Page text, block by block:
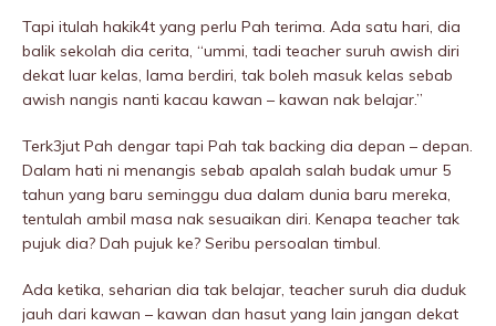
Tapi itulah hakik4t yang perlu Pah terima. Ada satu hari, dia
balik sekolah dia cerita, “ummi, tadi teacher suruh awish diri
dekat luar kelas, lama berdiri, tak boleh masuk kelas sebab
awish nangis nanti kacau kawan – kawan nak belajar.”
Terk3jut Pah dengar tapi Pah tak backing dia depan – depan.
Dalam hati ni menangis sebab apalah salah budak umur 5
tahun yang baru seminggu dua dalam dunia baru mereka,
tentulah ambil masa nak sesuaikan diri. Kenapa teacher tak
pujuk dia? Dah pujuk ke? Seribu persoalan timbul.
Ada ketika, seharian dia tak belajar, teacher suruh dia duduk
jauh dari kawan – kawan dan hasut yang lain jangan dekat